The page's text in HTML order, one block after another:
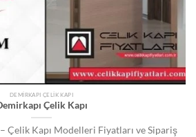
DEMIRKAPI ÇELIK KAPI
Çelik Kapı
Çelik Kapı Modelleri Fiyatları ve Sipariş